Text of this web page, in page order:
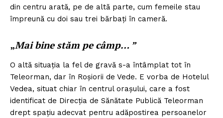
din centru arată, pe de altă parte, cum femeile stau
împreună cu doi sau trei bărbați în cameră.
„Mai bine stăm pe câmp… ”
O altă situația la fel de gravă s-a întâmplat tot în
Teleorman, dar în Roșiorii de Vede. E vorba de Hotelul
Vedea, situat chiar în centrul orașului, care a fost
identificat de Direcția de Sănătate Publică Teleorman
drept spațiu adecvat pentru adăpostirea persoanelor